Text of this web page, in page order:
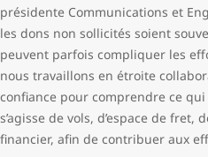
présidente Communications et
les dons non sollicités soient
peuvent parfois compliquer les
nous travaillons en étroite
confiance pour comprendre ce
s’agisse de vols, d’espace de fret,
financier, afin de contribuer aux